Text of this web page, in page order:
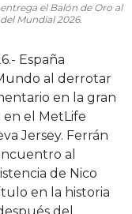
el Balón de Oro al
Mundial 2026.
España
al derrotar
en la gran
el MetLife
Jersey. Ferrán
al
de Nico
en la historia
del